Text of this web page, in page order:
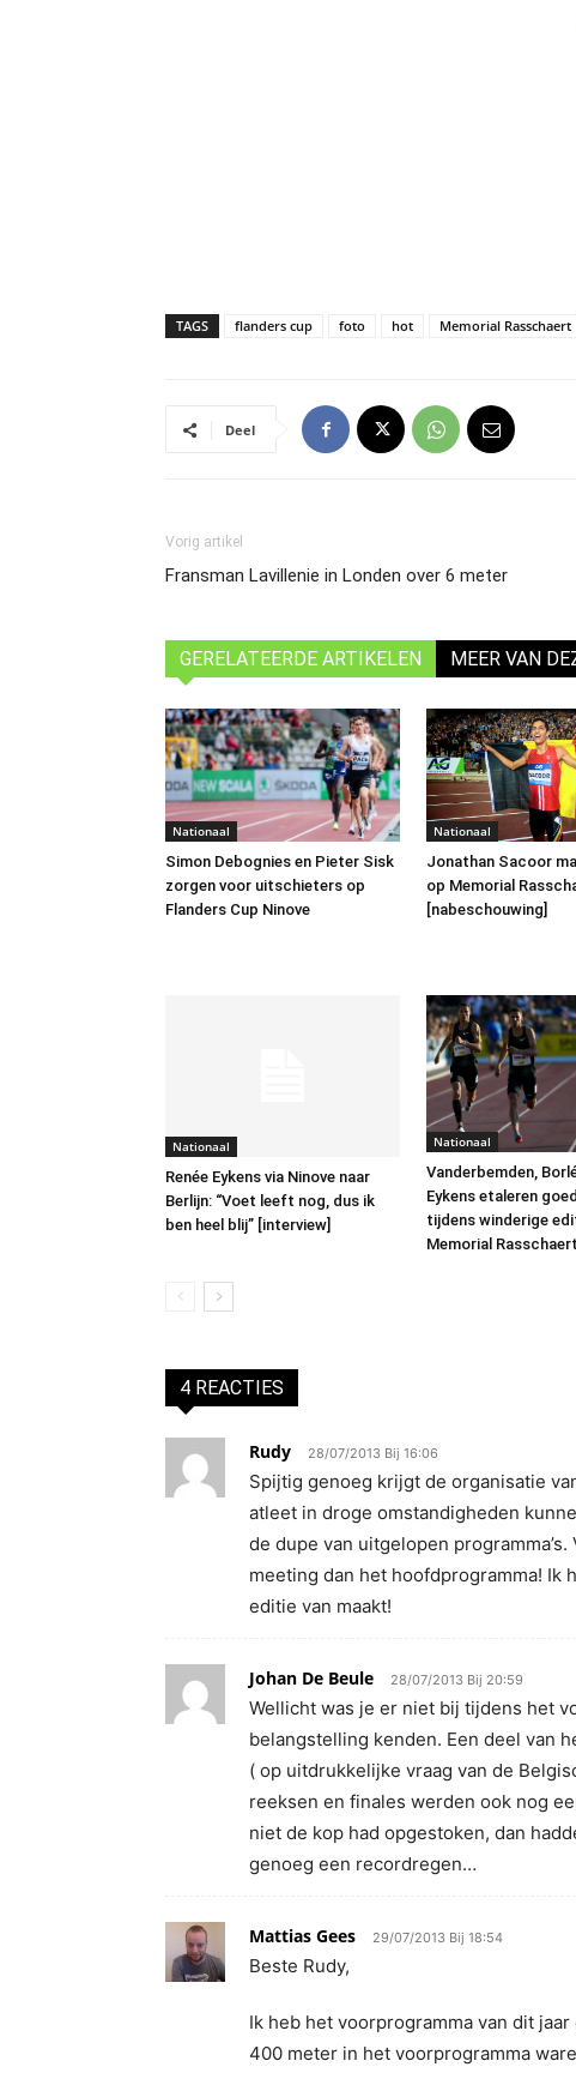
TAGS flanders cup foto hot Memorial Rasschaert
Deel
Vorig artikel
Fransman Lavillenie in Londen over 6 meter
GERELATEERDE ARTIKELEN MEER VAN
Nationaal
Simon Debognies en Pieter Sisk
zorgen voor uitschieters op
Flanders Cup Ninove
Nationaal
Jonathan Sacoor
op Memorial
[nabeschouwing]
Nationaal
Renée Eykens via Ninove naar
Berlijn: “Voet leeft nog, dus ik
ben heel blij” [interview]
Nationaal
Vanderbemden,
Eykens etaleren
tijdens winderige
Memorial Rasschaert
4 REACTIES
Rudy 28/07/2013 Bij 16:06
Spijtig genoeg krijgt de organisatie
atleet in droge omstandigheden
de dupe van uitgelopen
meeting dan het hoofdprogramma! Ik
editie van maakt!
Johan De Beule 28/07/2013 Bij 20:59
Wellicht was je er niet bij tijdens het
belangstelling kenden. Een deel van
( op uitdrukkelijke vraag van de
reeksen en finales werden ook nog
niet de kop had opgestoken, dan
genoeg een recordregen…
Mattias Gees 29/07/2013 Bij 18:54
Beste Rudy,
Ik heb het voorprogramma van dit
400 meter in het voorprogramma